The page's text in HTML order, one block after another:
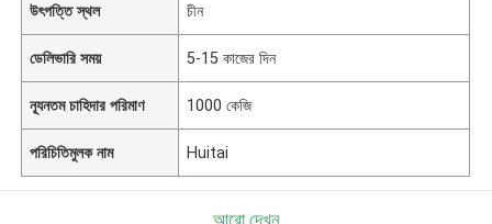
উৎপত্তি স্থল চীন
ডেলিভারি সময় 5-15 কাজের দিন
ন্যূনতম চাহিদার পরিমাণ 1000 কেজি
পরিচিতিমুলক নাম Huitai
আরো দেখুন